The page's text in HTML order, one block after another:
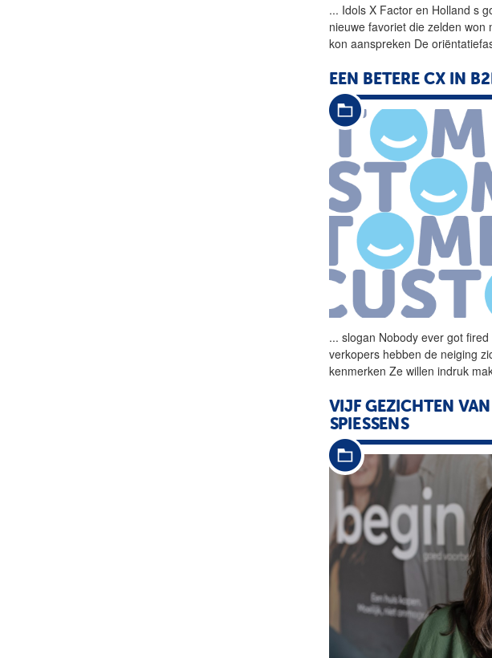
... Idols X Factor en Holland s
nieuwe favoriet die zelden
kon aanspreken De
EEN BETERE CX IN
... slogan Nobody evergot fired
verkopers hebben de neiging
kenmerken Ze willen indruk
VIJF GEZICHTEN
SPIESSENS